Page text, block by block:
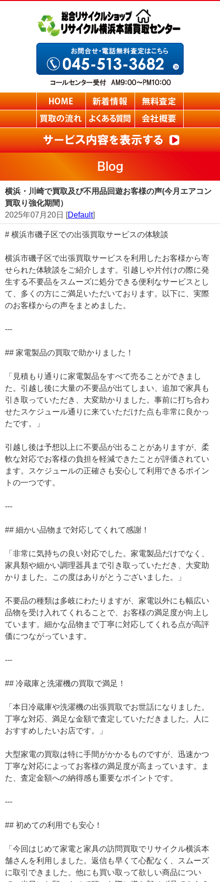
Blog
横浜・川崎で買取及び不用品回遊お客様の声(今月エアコン
買取り強化期間）
2025年07月20日 [Default]
# 横浜市磯子区での出張買取サービスの体験談
横浜市磯子区で出張買取サービスを利用したお客様から寄
せられた体験談をご紹介します。引越しや片付けの際に発
生する不要品をスムーズに処分できる便利なサービスとし
て、多くの方にご満足いただいております。以下に、実際
のお客様からの声をまとめました。
---
## 家電製品の買取で助かりました！
「見積もり通りに家電製品をすべて売ることができまし
た。引越し後に大量の不要品が出てしまい、追加で家具も
引き取っていただき、大変助かりました。事前に打ち合わ
せたスケジュール通りに来ていただけた点も非常に良かっ
たです。」
引越し後は予想以上に不要品が出ることがありますが、柔
軟な対応でお客様の負担を軽減できたことが評価されてい
ます。スケジュールの正確さも安心して利用できるポイン
トの一つです。
---
## 細かい品物まで対応してくれて感謝！
「非常に気持ちの良い対応でした。家電製品だけでなく、
家具類や細かい調理器具まで引き取っていただき、大変助
かりました。この度はありがとうございました。」
不要品の種類は多岐にわたりますが、家電以外にも幅広い
品物を受け入れてくれることで、お客様の満足度が向上し
ています。細かな品物まで丁寧に対応してくれる点が高評
価につながっています。
---
## 冷蔵庫と洗濯機の買取で満足！
「本日冷蔵庫や洗濯機の出張買取でお世話になりました。
丁寧な対応、満足な金額で査定していただきました。人に
おすすめしたいお店です。」
大型家電の買取は特に手間がかかるものですが、迅速かつ
丁寧な対応によってお客様の満足度が高まっています。ま
た、査定金額への納得感も重要なポイントです。
---
## 初めての利用でも安心！
「今回はじめて家電と家具の訪問買取でリサイクル横浜本
舗さんを利用しました。返信も早くて心配なく、スムーズ
に取引できました。他にも買い取って欲しい商品につい